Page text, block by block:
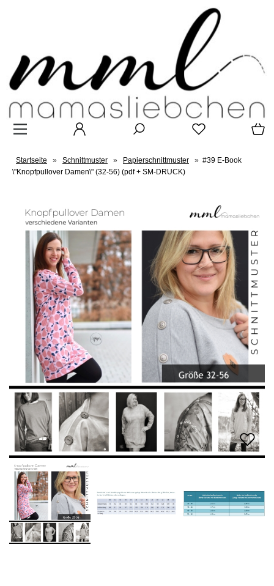
Startseite » Schnittmuster » Papierschnittmuster » #39 E-Book
\"Knopfpullover Damen\" (32-56) (pdf + SM-DRUCK)